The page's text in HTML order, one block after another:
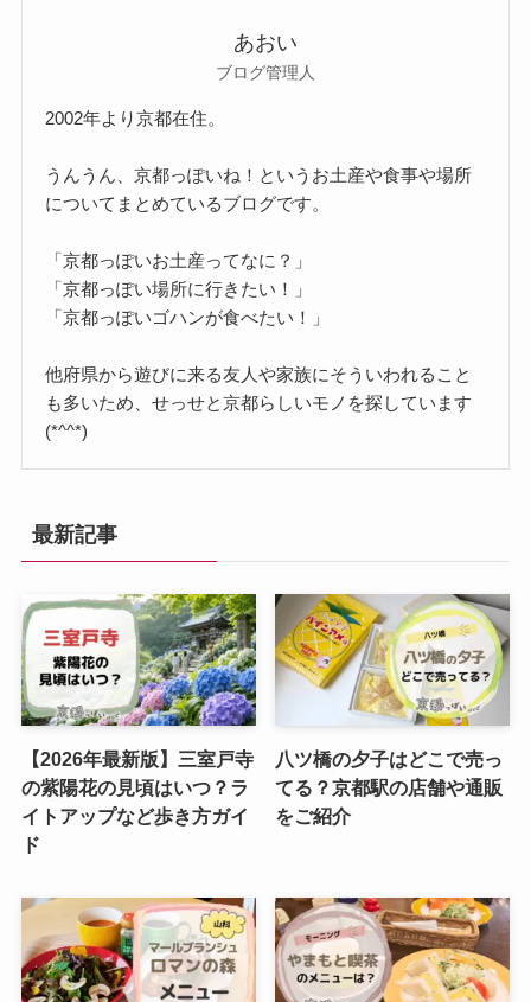
あおい
ブログ管理人
2002年より京都在住。
うんうん、京都っぽいね！というお土産や食事や場所
についてまとめているブログです。
「京都っぽいお土産ってなに？」
「京都っぽい場所に行きたい！」
「京都っぽいゴハンが食べたい！」
他府県から遊びに来る友人や家族にそういわれること
も多いため、せっせと京都らしいモノを探しています
(*^^*)
最新記事
【2026年最新版】三室戸寺
の紫陽花の見頃はいつ？ラ
イトアップなど歩き方ガイ
ド
八ツ橋の夕子はどこで売っ
てる？京都駅の店舗や通販
をご紹介